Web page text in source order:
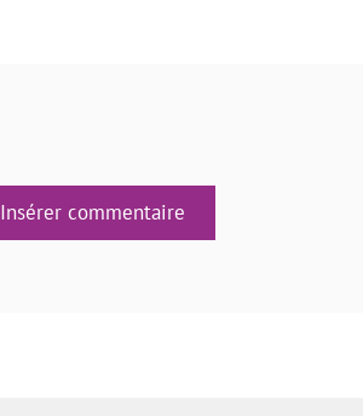
Insérer commentaire